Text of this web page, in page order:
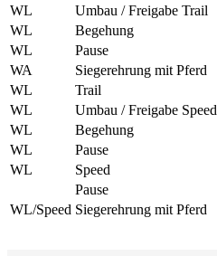
WL
Umbau / Freigabe Trail
WL
Begehung
WL
Pause
WA
Siegerehrung mit Pferd
WL
Trail
WL
Umbau / Freigabe Speed
WL
Begehung
WL
Pause
WL
Speed
Pause
WL/Speed Siegerehrung mit Pferd